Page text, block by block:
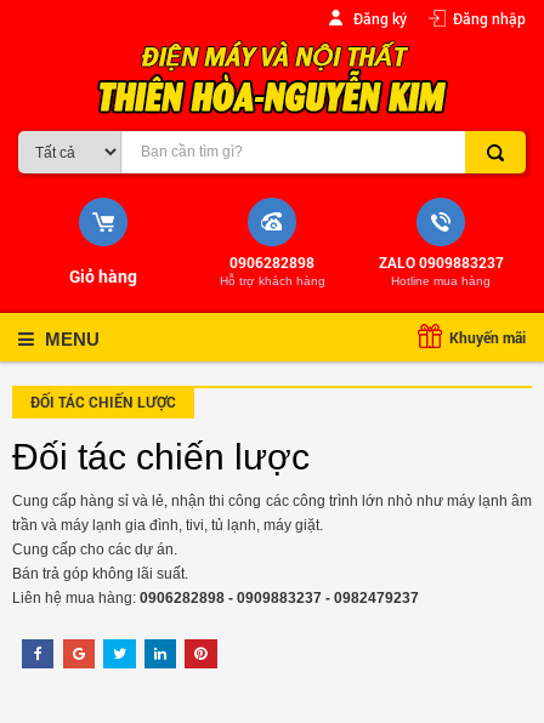
Đăng ký Đăng nhập
ZALO 0909883237
Hotline mua hàng
0906282898
Hỗ trợ khách hàng
Giỏ hàng
Khuyến mãi
MENU
ĐỐI TÁC CHIẾN LƯỢC
Đối tác chiến lược
Cung cấp hàng sỉ và lẻ, nhận thi công các công trình lớn nhỏ như máy lạnh âm
trần và máy lạnh gia đình, tivi, tủ lạnh, máy giặt.
Cung cấp cho các dự án.
Bán trả góp không lãi suất.
Liên hệ mua hàng: 0906282898 - 0909883237 - 0982479237